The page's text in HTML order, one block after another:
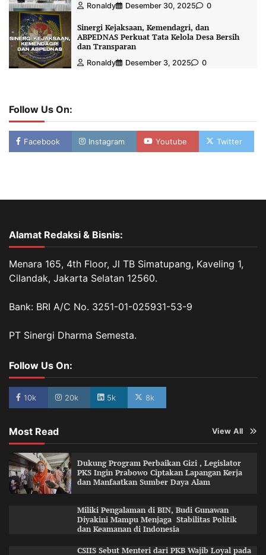
Ronaldy Desember 30, 2025 0
Sinergi Kejaksaan, Kemendagri, dan
ABPEDNAS Perkuat Tata Kelola Desa Bersih
dan Transparan
Ronaldy Desember 3, 2025 0
Follow Us On:
Facebook Instagram Youtube Twitter
Alamat Redaksi & Bisnis:
Menara 165, 4th Floor, Jl TB Simatupang, Kaveling 1,
Cilandak, Jakarta Selatan 12560.
Bank: BRI A/C No. 3251-01-025931-53-9
PT Sinergi Dharma Semesta.
Follow Us On:
10k 20k 5k 8k
Most Read View All
Dukung Program Perbaikan Gizi , Legislator
PKS Ingin Prabowo Ciptakan Lapangan Kerja
dan Manfaatkan Sumber Daya Alam
Miliki Pengalaman di BIN, Budi Gunawan
Diyakini Mampu Menjaga Stabilitas Politik
dan Keamanan di Indonesia
CSIIS Sebut Menteri dari PKB Wajib Loyal pada